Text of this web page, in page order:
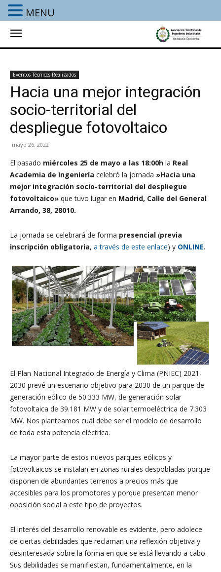
Eventos Técnicos Realizados
Hacia una mejor integración
socio-territorial del
despliegue fotovoltaico
mayo 26, 2022
El pasado miércoles 25 de mayo a las 18:00h la Real
Academia de Ingeniería celebró la jornada »Hacia una
mejor integración socio-territorial del despliegue
fotovoltaico» que tuvo lugar en Madrid, Calle del General
Arrando, 38, 28010.
La jornada se celebrará de forma presencial (previa
inscripción obligatoria, a través de este enlace) y ONLINE.
El Plan Nacional Integrado de Energía y Clima (PNIEC) 2021-
2030 prevé un escenario objetivo para 2030 de un parque de
generación eólico de 50.333 MW, de generación solar
fotovoltaica de 39.181 MW y de solar termoeléctrica de 7.303
MW. Nos planteamos cuál debe ser el modelo de desarrollo
de toda esta potencia eléctrica.
La mayor parte de estos nuevos parques eólicos y
fotovoltaicos se instalan en zonas rurales despobladas porque
disponen de abundantes terrenos a precios más que
accesibles para los promotores y porque presentan menor
oposición social a este tipo de proyectos.
El interés del desarrollo renovable es evidente, pero adolece
de ciertas debilidades que reclaman una reflexión objetiva y
desinteresada sobre la forma en que se está llevando a cabo.
Sus debilidades se manifiestan, fundamentalmente, en la
MENU